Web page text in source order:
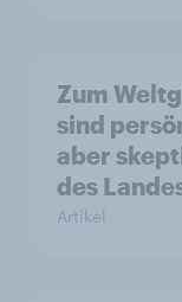
Zum
sind
aber
des
Artikel